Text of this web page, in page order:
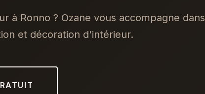
à Ronno ? Ozane vous accompagne dans
et décoration d'intérieur.